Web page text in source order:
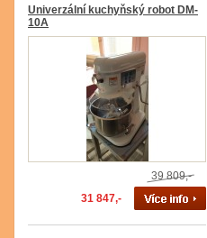
Univerzální kuchyňský robot DM-
10A
39 809,-
31 847,-